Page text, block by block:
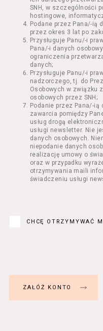
wzięcia udziału
określonego
Karnety –
poszczególne
na całe
Wydarzenia przez
Regulamin –
§ 2 Postanowienia
Regulamin
świadczenia
Usługodawcę, z
których mowa w
których zasady
odrębne
przetwarzania
następujące
nabycia
SNH, w szczególności
hostingowe,
Podane przez Pana/-ią
przez okres 3 lat po
Przysługuje Panu/-i
Pana/-i danych
ograniczenia
danych;
Przysługuje Panu/-i
nadzorczego, tj. do
Osobowych w związku
osobowych przez SNH;
Podanie przez Pana/-ią
zawarcia pomiędzy
usług drogą
usługi newsletter. Nie
danych osobowych.
niepodanie danych
realizację umowy o
oraz w przypadku
otrzymywania maili
świadczeniu usługi
CHCĘ OTRZYMYWAĆ